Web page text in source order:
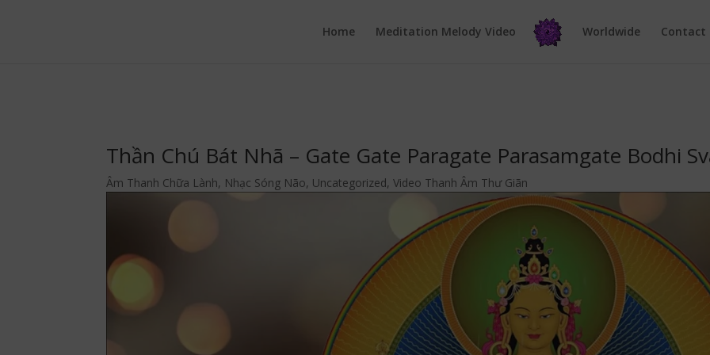
Home
Meditation Melody Video Worldwide Contact
Thần Chú Bát Nhã – Gate Gate Paragate Parasamgate Bodhi
Âm Thanh Chữa Lành, Nhạc Sóng Não, Uncategorized,Video Thanh Âm Thư Giãn